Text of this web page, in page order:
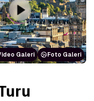
Galeri Foto Galeri